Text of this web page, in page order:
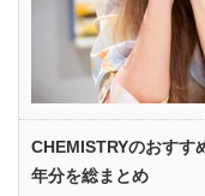
CHEMISTRYのおすす
年分を総まとめ